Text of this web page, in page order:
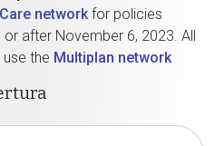
networkfor policies
or after November 6, 2023. All
the Multiplan network